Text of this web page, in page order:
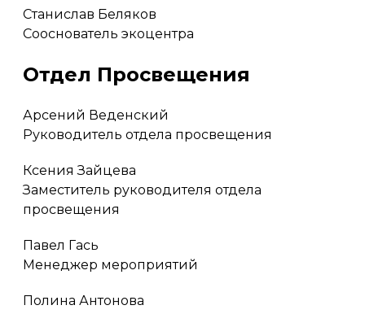
Станислав Беляков
Сооснователь экоцентра
Отдел Просвещения
Арсений Веденский
Руководитель отдела просвещения
Ксения Зайцева
Заместитель руководителя отдела
просвещения
Павел Гась
Менеджер мероприятий
Полина Антонова